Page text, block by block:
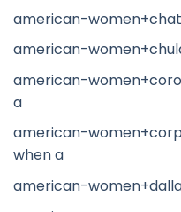
american-
american-
american-
a
american-
when a
american-